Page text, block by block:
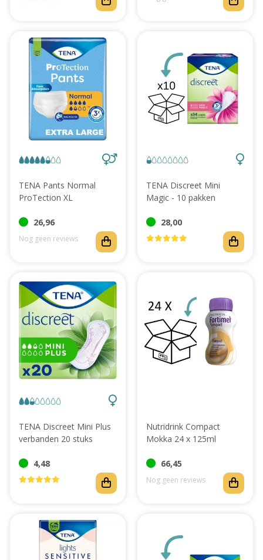
TENA Pants Normal
ProTection XL
26,96
Nog geen reviews
TENA Discreet Mini
Magic - 10 pakken
28,00
TENA Discreet Mini Plus
verbanden 20 stuks
4,48
Nutridrink Compact
Mokka 24 x 125ml
66,45
Nog geen reviews